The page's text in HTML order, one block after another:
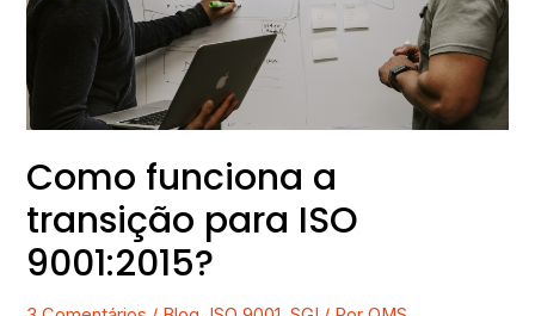
Como funciona a
transição para ISO
9001:2015?
ISO
9001:2015?